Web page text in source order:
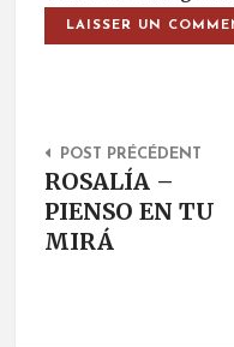
Post
POST PRÉCÉDENT
ROSALÍA –
PIENSO EN TU
MIRÁ